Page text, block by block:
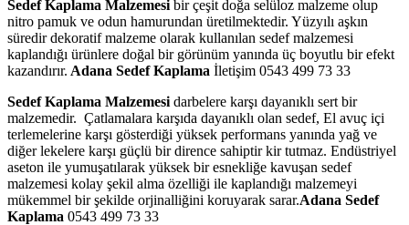
Sedef Kaplama Malzemesi bir çeşit doğa selüloz malzeme olup
nitro pamuk ve odun hamurundan üretilmektedir. Yüzyılı aşkın
süredir dekoratif malzeme olarak kullanılan sedef malzemesi
kaplandığı ürünlere doğal bir görünüm yanında üç boyutlu bir efekt
kazandırır. Adana Sedef Kaplama İletişim 0543 499 73 33
Sedef Kaplama Malzemesi darbelere karşı dayanıklı sert bir
malzemedir. Çatlamalara karşıda dayanıklı olan sedef, El avuç içi
terlemelerine karşı gösterdiği yüksek performans yanında yağ ve
diğer lekelere karşı güçlü bir dirence sahiptir kir tutmaz. Endüstriyel
aseton ile yumuşatılarak yüksek bir esnekliğe kavuşan sedef
malzemesi kolay şekil alma özelliği ile kaplandığı malzemeyi
mükemmel bir şekilde orjinalliğini koruyarak sarar.Adana Sedef
Kaplama 0543 499 73 33